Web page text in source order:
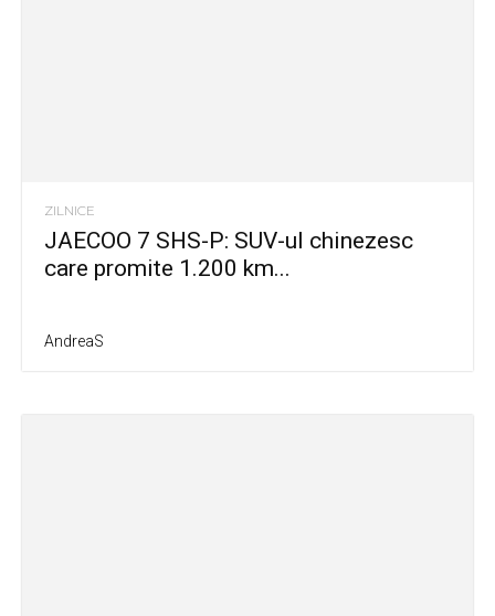
ZILNICE
JAECOO 7 SHS-P: SUV-ul chinezesc
care promite 1.200 km...
AndreaS